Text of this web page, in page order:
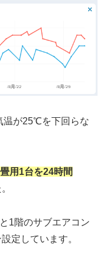
温が25℃を下回らな
用1台を24時間
1階のサブエアコン
定しています。